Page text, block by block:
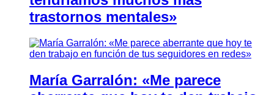
trastornos mentales»
María Garralón: «Me parece